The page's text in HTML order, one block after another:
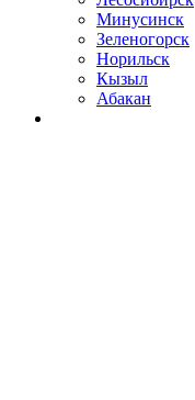
Минусинск
Зеленогорск
Норильск
Кызыл
Абакан